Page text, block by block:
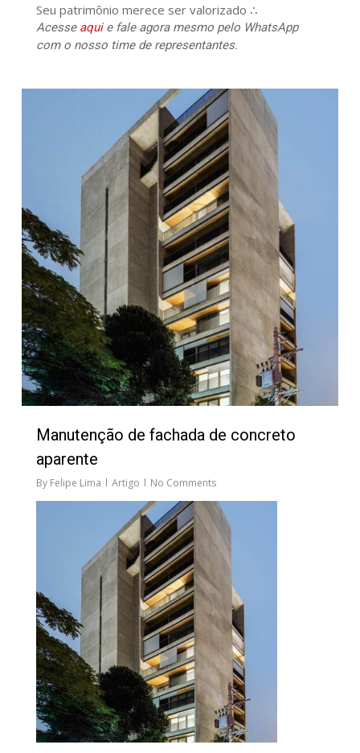
Seu patrimônio merece ser valorizado ∴
Acesse aquie fale agora mesmo pelo WhatsApp
com o nosso time de representantes.
Manutenção de fachada de concreto
aparente
By Felipe Lima Artigo No Comments
184